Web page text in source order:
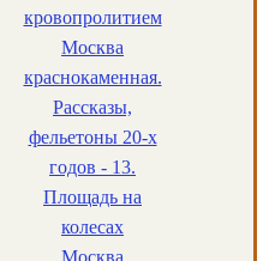
кровопролитием
Москва
краснокаменная.
Рассказы,
фельетоны 20-х
годов - 13.
Площадь на
колесах
Москва